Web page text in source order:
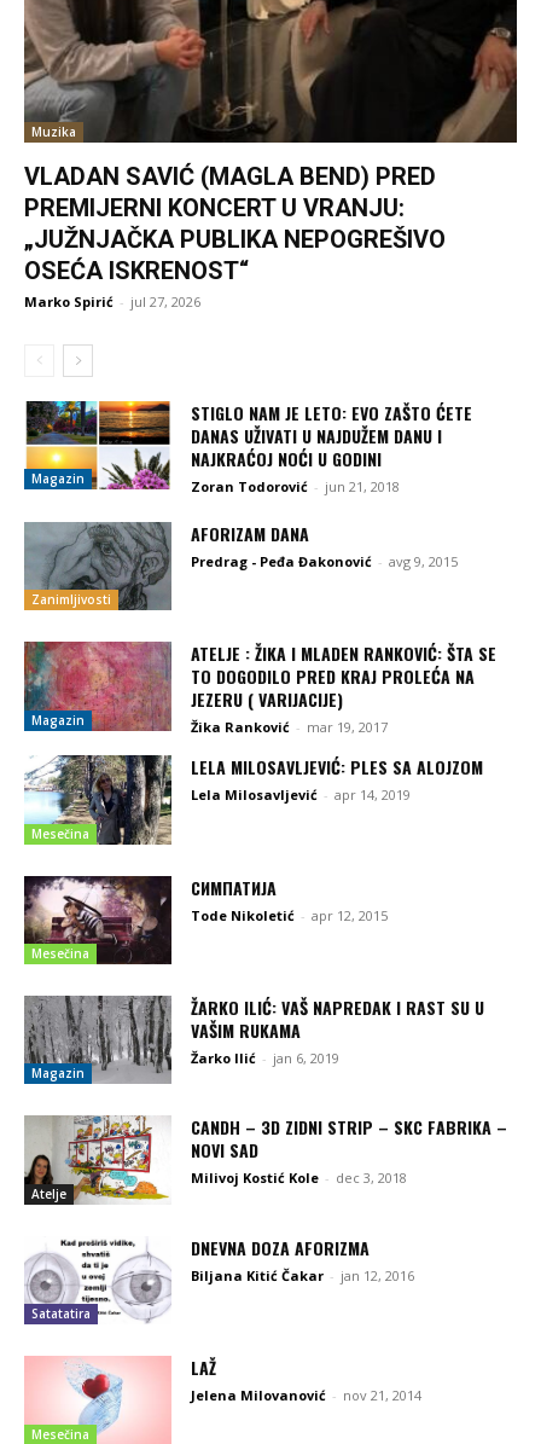
Muzika
VLADAN SAVIĆ (MAGLA BEND) PRED
PREMIJERNI KONCERT U VRANJU:
„JUŽNJAČKA PUBLIKA NEPOGREŠIVO
OSEĆA ISKRENOST“
Marko Spirić - jul 27, 2026
Magazin
STIGLO NAM JE LETO: EVO ZAŠTO ĆETE
DANAS UŽIVATI U NAJDUŽEM DANU I
NAJKRAĆOJ NOĆI U GODINI
Zoran Todorović - jun 21, 2018
Zanimljivosti
AFORIZAM DANA
Predrag - Peđa Đakonović - avg 9, 2015
Magazin
ATELJE : ŽIKA I MLADEN RANKOVIĆ: ŠTA SE
TO DOGODILO PRED KRAJ PROLEĆA NA
JEZERU ( VARIJACIJE)
Žika Ranković - mar 19, 2017
Mesečina
LELA MILOSAVLJEVIĆ: PLES SA ALOJZOM
Lela Milosavljević - apr 14, 2019
Mesečina
СИМПАТИЈА
Tode Nikoletić - apr 12, 2015
Magazin
ŽARKO ILIĆ: VAŠ NAPREDAK I RAST SU U
VAŠIM RUKAMA
Žarko Ilić - jan 6, 2019
Atelje
CANDH – 3D ZIDNI STRIP – SKC FABRIKA –
NOVI SAD
Milivoj Kostić Kole - dec 3, 2018
Satatatira
DNEVNA DOZA AFORIZMA
Biljana Kitić Čakar - jan 12, 2016
Mesečina
LAŽ
Jelena Milovanović - nov 21, 2014